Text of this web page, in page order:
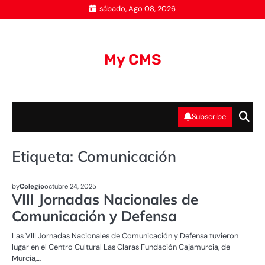
to
sábado, Ago 08, 2026
My CMS
Subscribe
Etiqueta: Comunicación
UNCATEGORIZED
byColegiooctubre 24, 2025
VIII Jornadas Nacionales de
Comunicación y Defensa
Las VIII Jornadas Nacionales de Comunicación y Defensa tuvieron
lugar en el Centro Cultural Las Claras Fundación Cajamurcia, de
Murcia,…